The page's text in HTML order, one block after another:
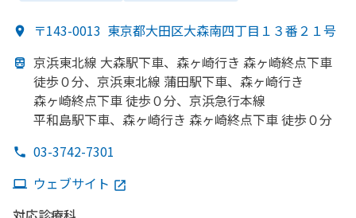
〒143-0013 東京都大田区大森南四丁目１３番２１号
京浜東北線 大森駅下車、 森ヶ崎行き 森ヶ崎終点下車
徒歩０分、 京浜東北線 蒲田駅下車、 森ヶ崎行き
森ヶ崎終点下車 徒歩０分、 京浜急行本線
平和島駅下車、 森ヶ崎行き 森ヶ崎終点下車 徒歩０分
03-3742-7301
ウェブサイト